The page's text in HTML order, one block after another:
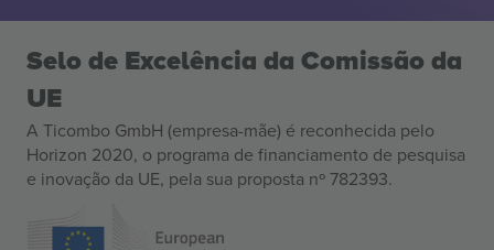
Selo de Excelência da Comissão da
UE
A Ticombo GmbH (empresa-mãe) é reconhecida pelo
Horizon 2020, o programa de financiamento de pesquisa
e inovação da UE, pela sua proposta nº 782393.